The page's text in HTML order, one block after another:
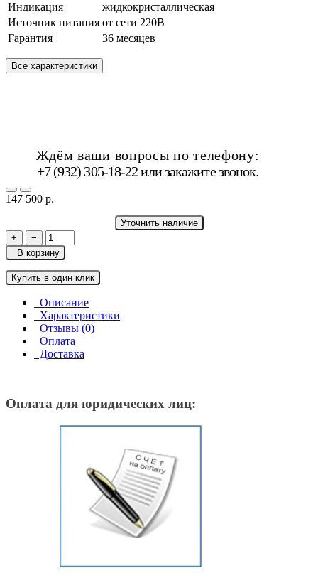
Индикация
жидкокристаллическая
Источник питания от сети 220В
Гарантия
36 месяцев
Все характеристики
Ждём ваши вопросы по телефону:
+7 (932) 305-18-22 илизакажите звонок.
147 500 р.
Уточнить наличие
+
−
В корзину
Купить в один клик
Описание
Характеристики
Отзывы (0)
Оплата
Доставка
Оплата для юридических лиц: